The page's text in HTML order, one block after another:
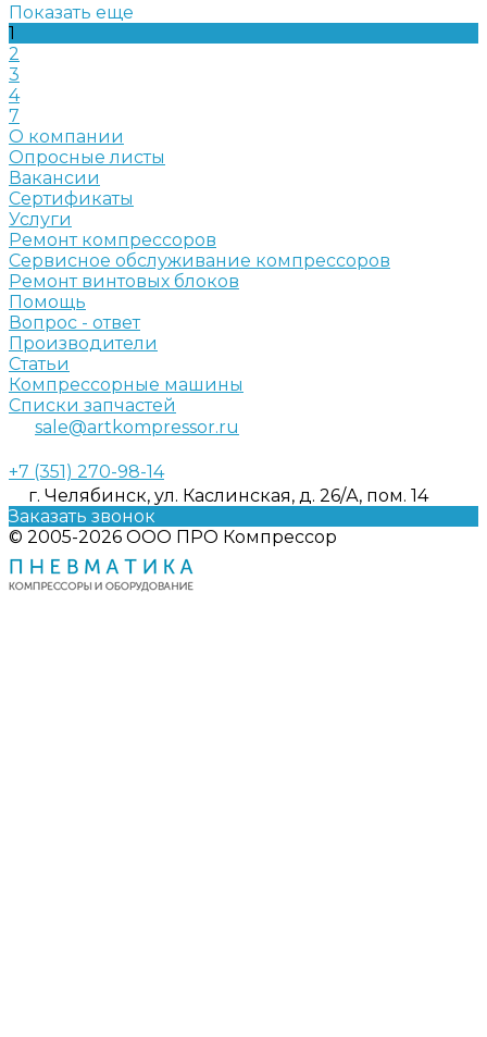
Показать еще
1
2
3
4
7
О компании
Опросные листы
Вакансии
Сертификаты
Услуги
Ремонт компрессоров
Сервисное обслуживание компрессоров
Ремонт винтовых блоков
Помощь
Вопрос - ответ
Производители
Статьи
Компрессорные машины
Списки запчастей
sale@artkompressor.ru
+7 (351) 270-98-14
г. Челябинск, ул. Каслинская, д. 26/А, пом. 14
Заказать звонок
© 2005-2026 ООО ПРО Компрессор